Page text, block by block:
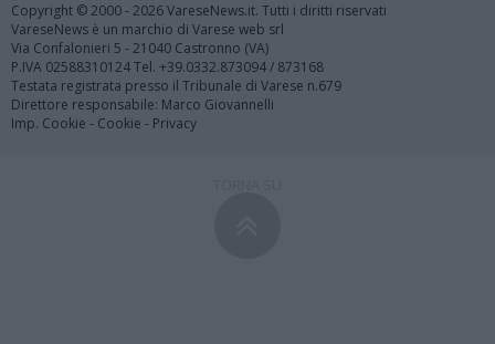
Copyright © 2000 - 2026 VareseNews.it. Tutti i diritti riservati
VareseNews è un marchio di Varese web srl
Via Confalonieri 5 - 21040 Castronno (VA)
P.IVA 02588310124 Tel. +39.0332.873094 / 873168
Testata registrata presso il Tribunale di Varese n.679
Direttore responsabile: Marco Giovannelli
Imp. Cookie - Cookie - Privacy